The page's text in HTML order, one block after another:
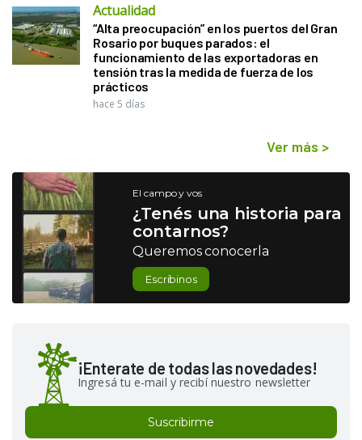
Actualidad
“Alta preocupación” en los puertos del Gran
Rosario por buques parados: el
funcionamiento de las exportadoras en
tensión tras la medida de fuerza de los
prácticos
hace 5 días
Ver más >
El campo y vos
¿Tenés una historia para
contarnos?
Queremos conocerla
Escribinos
¡Enterate de todas las novedades!
Ingresá tu e-mail y recibí nuestro newsletter
Suscribirme